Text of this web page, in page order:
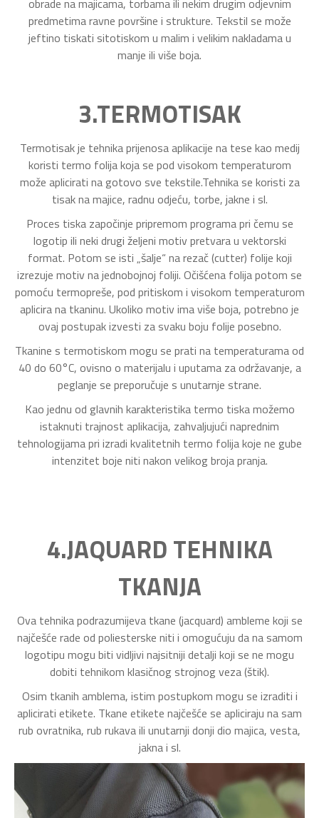
obrade na majicama, torbama ili nekim drugim odjevnim
predmetima ravne površine i strukture. Tekstil se može
jeftino tiskati sitotiskom u malim i velikim nakladama u
manje ili više boja.
3.TERMOTISAK
Termotisak je tehnika prijenosa aplikacije na tese kao medij
koristi termo folija koja se pod visokom temperaturom
može aplicirati na gotovo sve tekstile.Tehnika se koristi za
tisak na majice, radnu odjeću, torbe, jakne i sl.
Proces tiska započinje pripremom programa pri čemu se
logotip ili neki drugi željeni motiv pretvara u vektorski
format. Potom se isti „šalje“ na rezač (cutter) folije koji
izrezuje motiv na jednobojnoj foliji. Očišćena folija potom se
pomoću termopreše, pod pritiskom i visokom temperaturom
aplicira na tkaninu. Ukoliko motiv ima više boja, potrebno je
ovaj postupak izvesti za svaku boju folije posebno.
Tkanine s termotiskom mogu se prati na temperaturama od
40 do 60°C, ovisno o materijalu i uputama za održavanje, a
peglanje se preporučuje s unutarnje strane.
Kao jednu od glavnih karakteristika termo tiska možemo
istaknuti trajnost aplikacija, zahvaljujući naprednim
tehnologijama pri izradi kvalitetnih termo folija koje ne gube
intenzitet boje niti nakon velikog broja pranja.
4.JAQUARD TEHNIKA
TKANJA
Ova tehnika podrazumijeva tkane (jacquard) ambleme koji se
najčešće rade od poliesterske niti i omogućuju da na samom
logotipu mogu biti vidljivi najsitniji detalji koji se ne mogu
dobiti tehnikom klasičnog strojnog veza (štik).
Osim tkanih amblema, istim postupkom mogu se izraditi i
aplicirati etikete. Tkane etikete najčešće se apliciraju na sam
rub ovratnika, rub rukava ili unutarnji donji dio majica, vesta,
jakna i sl.